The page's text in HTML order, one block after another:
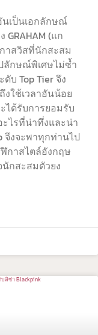
เป็นเอกลักษณ์
GRAHAM (แก
าสวิสที่นักสะสม
ลักษณ์พิเศษไม่ซ้ำ
บ Top Tier จึง
งใช้เวลาอันน้อย
ได้รับการยอมรับ
ะไรที่น่าทึ่งและน่า
จึงจะพาทุกท่านไป
กาสไตล์อังกฤษ
กสะสมตัวยง